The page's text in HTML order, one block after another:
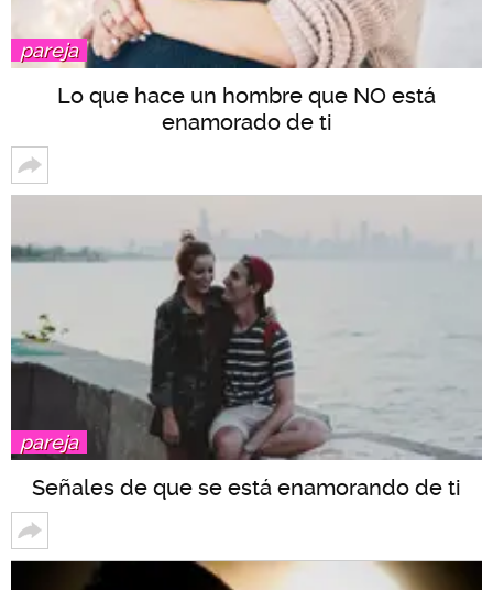
pareja
Lo que hace un hombre que NO está
enamorado de ti
pareja
Señales de que se está enamorando de ti